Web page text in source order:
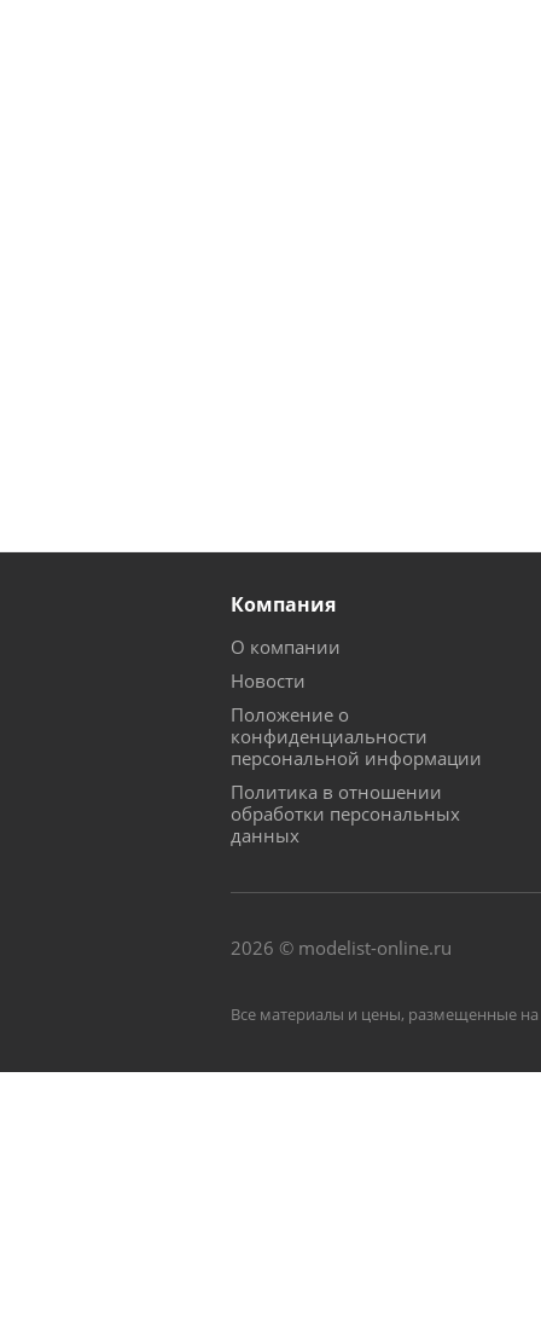
Компания
О компании
Новости
Положение о
конфиденциальности
персональной информации
Политика в отношении
обработки персональных
данных
2026 © modelist-online.ru
Все материалы и цены, размещенные на